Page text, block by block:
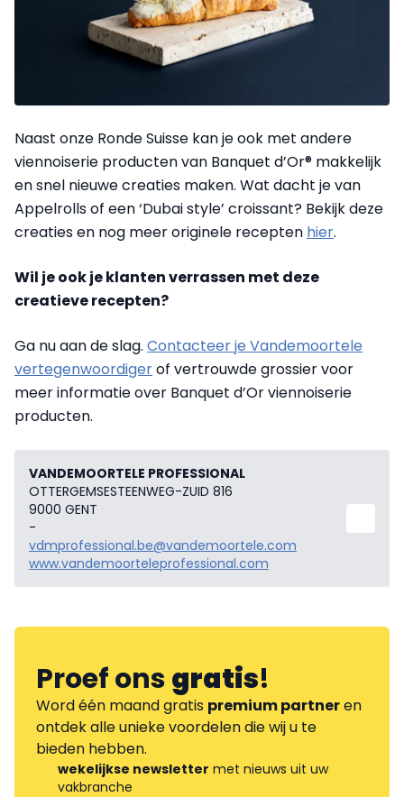
Naast onze Ronde Suisse kan je ook met andere
viennoiserie producten van Banquet d’Or® makkelijk
en snel nieuwe creaties maken. Wat dacht je van
Appelrolls of een ‘Dubai style’ croissant? Bekijk deze
creaties en nog meer originele recepten hier.
Wil je ook je klanten verrassen met deze
creatieve recepten?
Ga nu aan de slag. Contacteer je Vandemoortele
vertegenwoordigerof vertrouwde grossier voor
meer informatie over Banquet d’Or viennoiserie
producten.
VANDEMOORTELE PROFESSIONAL
OTTERGEMSESTEENWEG-ZUID 816
9000 GENT
-
vdmprofessional.be@vandemoortele.com
www.vandemoorteleprofessional.com
Proef onsgratis!
Word één maand gratis premium partneren
ontdek alle unieke voordelen die wij u te
bieden hebben.
wekelijkse newsletter met nieuws uit uw
vakbranche